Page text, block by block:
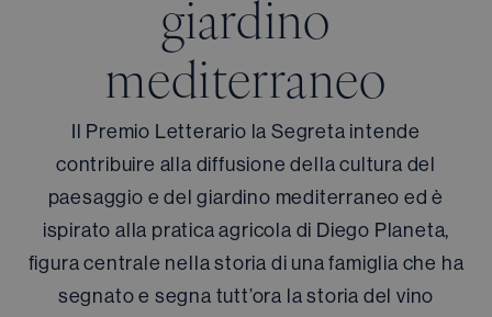
giardino
mediterraneo
Il Premio Letterario la Segreta intende
contribuire alla diffusione della cultura del
paesaggio e del giardino mediterraneo ed è
ispirato alla pratica agricola di Diego Planeta,
figura centrale nella storia di una famiglia che ha
segnato e segna tutt’ora la storia del vino